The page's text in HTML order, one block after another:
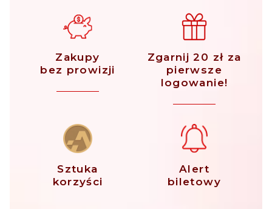
Zakupy
bez prowizji
Zgarnij 20 zł za
pierwsze
logowanie!
Sztuka
korzyści
Alert
biletowy